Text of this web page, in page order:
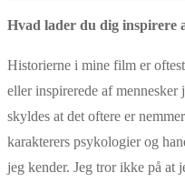
Hvad lader du dig inspirere
Historierne i mine film er
eller inspirerede af
skyldes at det oftere er
karakterers psykologier og
jeg kender. Jeg tror ikke på at